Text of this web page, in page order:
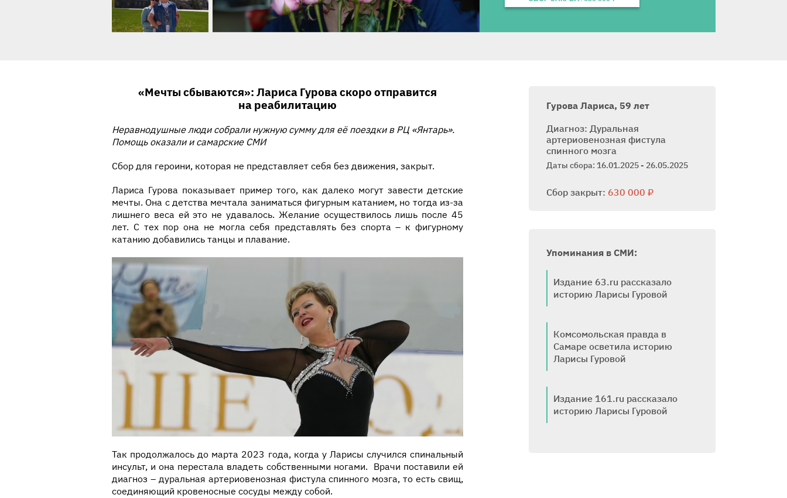
«Мечты сбываются»: Лариса Гурова скоро отправится
на реабилитацию
Неравнодушные люди собрали нужную сумму для её поездки в РЦ «Янтарь».
Помощь оказали и самарские СМИ
Сбор для героини, которая не представляет себя без движения, закрыт.
Лариса Гурова показывает пример того, как далеко могут завести детские
мечты. Она с детства мечтала заниматься фигурным катанием, но тогда из-за
лишнего веса ей это не удавалось. Желание осуществилось лишь после 45
лет. С тех пор она не могла себя представлять без спорта – к фигурному
катанию добавились танцы и плавание.
Так продолжалось до марта 2023 года, когда у Ларисы случился спинальный
инсульт, и она перестала владеть собственными ногами. Врачи поставили ей
диагноз – дуральная артериовенозная фистула спинного мозга, то есть свищ,
соединяющий кровеносные сосуды между собой.
Гурова Лариса, 59 лет
Диагноз: Дуральная
артериовенозная фистула
спинного мозга
Даты сбора: 16.01.2025 - 26.05.2025
Сбор закрыт: 630 000 ₽
Упоминания в СМИ:
Издание 63.ru рассказало
историю Ларисы Гуровой
Комсомольская правда в
Самаре осветила историю
Ларисы Гуровой
Издание 161.ru рассказало
историю Ларисы Гуровой